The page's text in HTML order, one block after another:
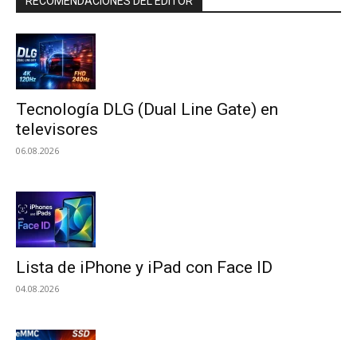
Tecnología DLG (Dual Line Gate) en
televisores
06.08.2026
Lista de iPhone y iPad con Face ID
04.08.2026